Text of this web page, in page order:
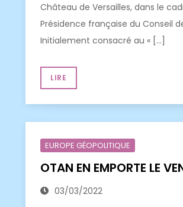
Château de Versailles, dans le
Présidence française du Conseil de
Initialement consacré au « […]
LIRE
EUROPE GÉOPOLITIQUE
OTAN EN EMPORTE LE
03/03/2022